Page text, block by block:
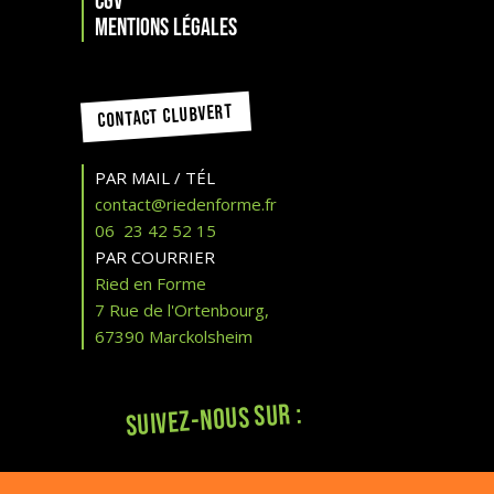
Mentions légales
CONTACT CLUBVERT
PAR MAIL / TÉL
contact@riedenforme.fr
06 23 42 52 15
PAR COURRIER
Ried en Forme
7 Rue de l'Ortenbourg,
67390 Marckolsheim
Suivez-nous sur :